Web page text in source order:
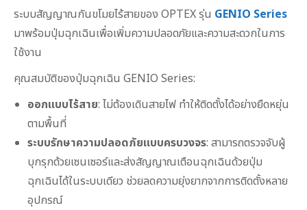
ระบบสัญญาณกันขโมยไร้สายของ OPTEX รุ่น GENIO Series
มาพร้อมปุ่มฉุกเฉินเพื่อเพิ่มความปลอดภัยและความสะดวกในการ
ใช้งาน
คุณสมบัติของปุ่มฉุกเฉิน GENIO Series:
ออกแบบไร้สาย: ไม่ต้องเดินสายไฟ ทำให้ติดตั้งได้อย่างยืดหยุ่น
ตามพื้นที่
ระบบรักษาความปลอดภัยแบบครบวงจร: สามารถตรวจจับผู้
บุกรุกด้วยเซนเซอร์และส่งสัญญาณเตือนฉุกเฉินด้วยปุ่ม
ฉุกเฉินได้ในระบบเดียว ช่วยลดความยุ่งยากจากการติดตั้งหลาย
อุปกรณ์